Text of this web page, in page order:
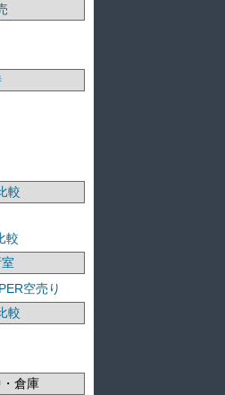
較
較
空売り
較
倉庫